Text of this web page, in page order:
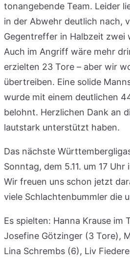
tonangebende Team. Leider
in der Abwehr deutlich nach,
Gegentreffer in Halbzeit zwei
Auch im Angriff wäre mehr
erzielten 23 Tore – aber wir
übertreiben. Eine solide
wurde mit einem deutlichen
belohnt. Herzlichen Dank an
lautstark unterstützt haben.
Das nächste
Sonntag, dem 5.11. um 17
Wir freuen uns schon jetzt
viele Schlachtenbummler die
Es spielten: Hanna Krause im
Josefine Götzinger (3 Tore),
Lina Schrembs (6), Liv